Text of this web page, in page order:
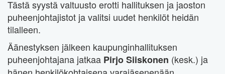
Tästä syystä valtuusto erotti hallituksen ja jaoston
puheenjohtajistot ja valitsi uudet henkilöt heidän
tilalleen.
Äänestyksen jälkeen kaupunginhallituksen
puheenjohtajana jatkaa Pirjo Siiskonen (kesk.) ja